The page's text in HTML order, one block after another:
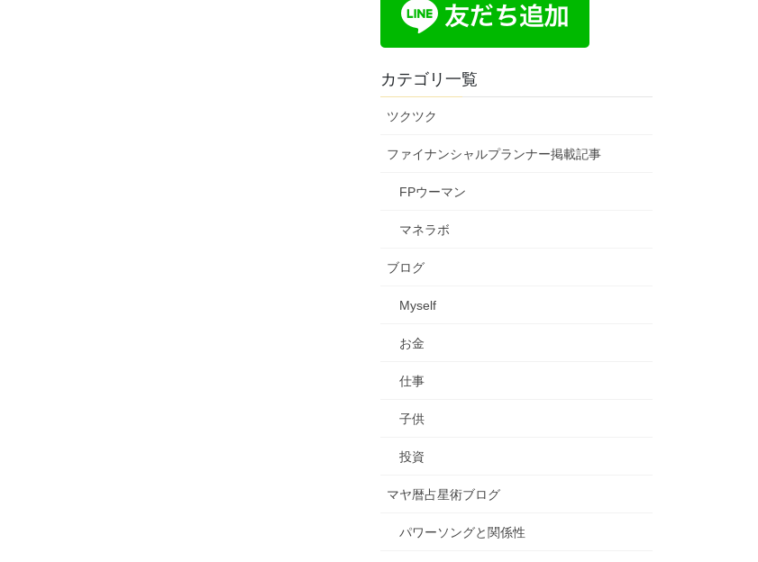
カテゴリ一覧
ツクツク
ファイナンシャルプランナー掲載記事
FPウーマン
マネラボ
ブログ
Myself
お金
仕事
子供
投資
マヤ暦占星術ブログ
パワーソングと関係性